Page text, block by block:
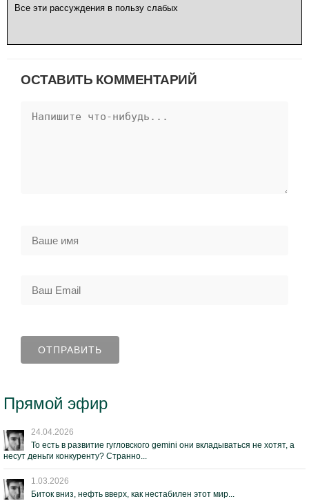
Все эти рассуждения в пользу слабых
ОСТАВИТЬ КОММЕНТАРИЙ
Прямой эфир
24.04.2026
То есть в развитие гугловского gemini они вкладываться не хотят, а
несут деньги конкуренту? Странно...
1.03.2026
Биток вниз, нефть вверх, как нестабилен этот мир...